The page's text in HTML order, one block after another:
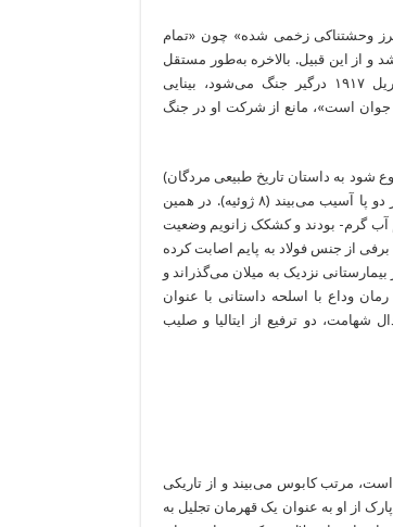
وحشتناکی زخمی شده» چون «تمام
و از این قبیل. بالاخره به‌‌‌‌‌‌‌‌‌‌‌‌طور مستقل
اتاقی در نزدیکی کانزس سیتی اجاره‌ می‌کند. اما زمانی‌‌‌‌‌‌‌‌‌‌‌‌که آمریکا در آوریل ۱۹۱۷ درگیر جنگ می‌شود، بینایی
است»، مانع از شرکت او در جنگ
شود به‌ داستان تاریخ طبیعی مردگان)
و سپس به «فسالتادی پیاو» فرستاده می‌شود و در آنجا به سختی از ناحیۀ هر دو پا آسیب می‌بیند (۸ ژوئیه). در همین
آب گرم- بودند و کشکک زانویم وضعیت
از جنس فولاد به پایم اصابت کرده
نزدیک به میلان می‌گذراند و
وداع با اسلحه‌ داستانی با عنوان
دو ترفیع از ایتالیا و صلیب
است، مرتب‌ کابوس می‌بیند و از تاریکی
از او به عنوان یک قهرمان تجلیل به